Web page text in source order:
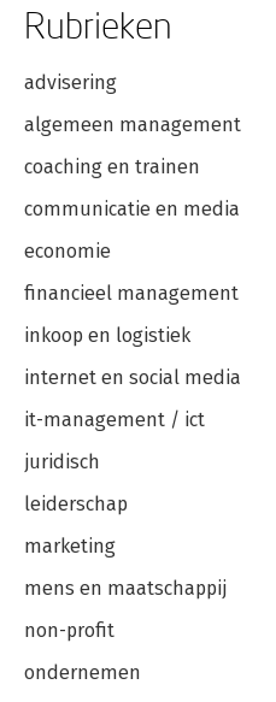
Rubrieken
advisering
algemeen management
coaching en trainen
communicatie en media
economie
financieel management
inkoop en logistiek
internet en social media
it-management / ict
juridisch
leiderschap
marketing
mens en maatschappij
non-profit
ondernemen